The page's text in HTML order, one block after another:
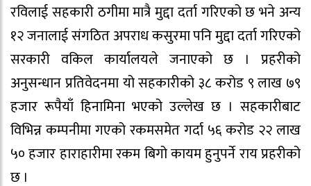
रविलाई सहकारी ठगीमा मात्रै मुद्दा दर्ता गरिएको छ भने अन्य
१२ जनालाई संगठित अपराध कसुरमा पनि मुद्दा दर्ता गरिएको
सरकारी वकिल कार्यालयले जनाएको छ । प्रहरीको
अनुसन्धान प्रतिवेदनमा यो सहकारीको ३८ करोड ९ लाख ७९
हजार रूपैयाँ हिनामिना भएको उल्लेख छ । सहकारीबाट
विभिन्न कम्पनीमा गएको रकमसमेत गर्दा ५६ करोड २२ लाख
५० हजार हाराहारीमा रकम बिगो कायम हुनुपर्ने राय प्रहरीको
छ ।